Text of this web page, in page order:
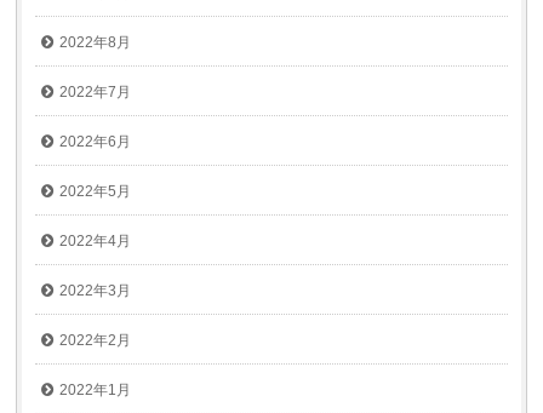
2022年8月
2022年7月
2022年6月
2022年5月
2022年4月
2022年3月
2022年2月
2022年1月